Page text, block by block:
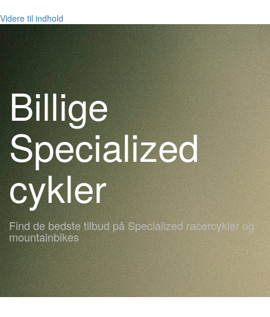
Videre til indhold
Billige
Specialized
cykler
Find de bedste tilbud på Specialized racercykler og
mountainbikes